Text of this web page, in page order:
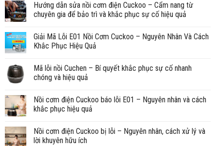
Hướng dẫn sửa nồi cơm điện Cuckoo – Cẩm nang từ
chuyên gia để bảo trì và khắc phục sự cố hiệu quả
Giải Mã Lỗi E01 Nồi Cơm Cuckoo – Nguyên Nhân Và Cách
Khắc Phục Hiệu Quả
Mã lỗi nồi Cuchen – Bí quyết khắc phục sự cố nhanh
chóng và hiệu quả
Nồi cơm điện Cuckoo báo lỗi E01 – Nguyên nhân và cách
khắc phục hiệu quả
Nồi cơm điện Cuckoo bị lỗi – Nguyên nhân, cách xử lý và
lời khuyên hữu ích